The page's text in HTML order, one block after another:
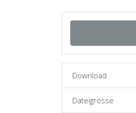
Download
Dateigrösse